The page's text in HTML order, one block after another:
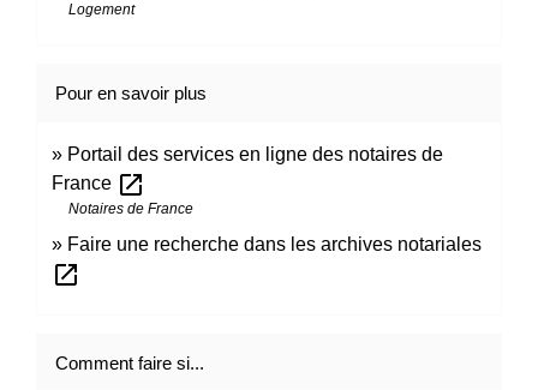
Logement
Pour en savoir plus
Portail des services en ligne des notaires de
France open_in_new
Notaires de France
Faire une recherche dans les archives notariales
open_in_new
Comment faire si...